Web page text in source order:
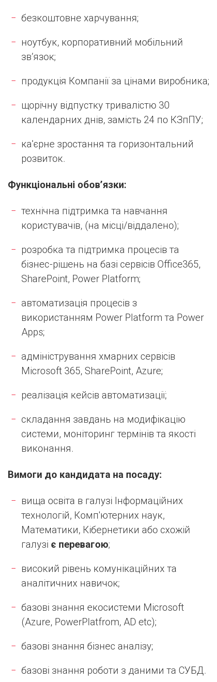
безкоштовне харчування;
ноутбук, корпоративний мобільний
зв’язок;
продукція Компанії за цінами виробника;
щорічну відпустку тривалістю 30
календарних днів, замість 24 по КЗпПУ;
ка'єрне зростання та горизонтальний
розвиток.
Функціональні обов’язки:
технічна підтримка та навчання
користувачів, (на місці/віддалено);
розробка та підтримка процесів та
бізнес-рішень на базі сервісів Office365,
SharePoint, Power Platform;
автоматизація процесів з
використанням Power Platform та Power
Apps;
адміністрування хмарних сервісів
Microsoft 365, SharePoint, Azure;
реалізація кейсів автоматизації;
складання завдань на модифікацію
системи, моніторинг термінів та якості
виконання.
Вимоги до кандидата на посаду:
вища освіта в галузі Інформаційних
технологій, Комп'ютерних наук,
Математики, Кібернетики або схожій
галузі є перевагою;
високий рівень комунікаційних та
аналітичних навичок;
базові знання екосистеми Microsoft
(Azure, PowerPlatfrom, AD etc);
базові знання бізнес аналізу;
базові знання роботи з даними та СУБД.